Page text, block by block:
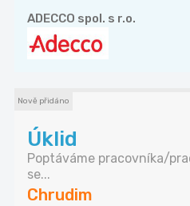
ADECCO spol. s r.o.
Nově přidáno
Úklid
Poptáváme pracovníka/
se...
Chrudim